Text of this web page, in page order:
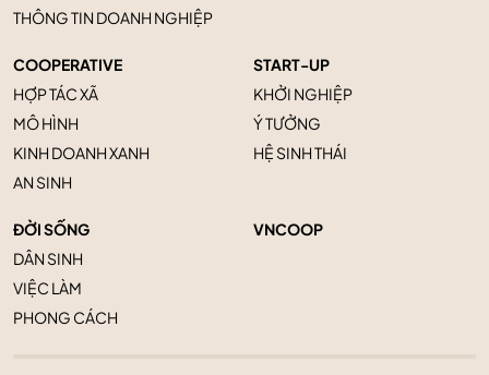
THÔNG TIN DOANH NGHIỆP
COOPERATIVE
HỢP TÁC XÃ
MÔ HÌNH
KINH DOANH XANH
AN SINH
START-UP
KHỞI NGHIỆP
Ý TƯỞNG
HỆ SINH THÁI
ĐỜI SỐNG
DÂN SINH
VIỆC LÀM
PHONG CÁCH
VNCOOP